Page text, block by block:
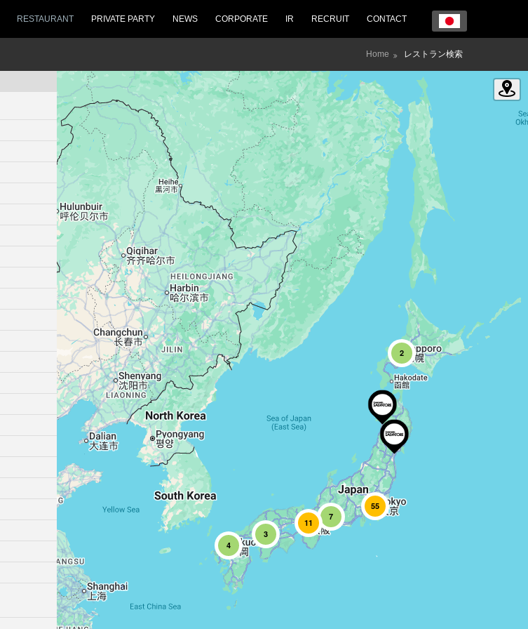
RESTAURANT PRIVATE PARTY NEWS CORPORATE IR RECRUIT CONTACT
Home レストラン検索
4
3
2
7
11
55